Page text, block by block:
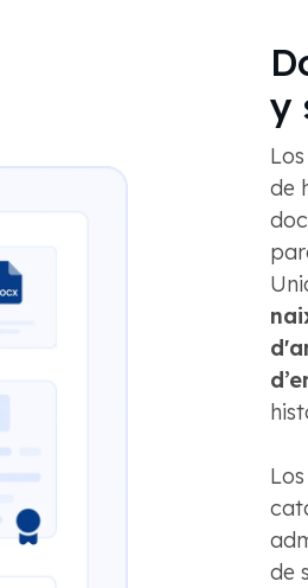
y
de
de